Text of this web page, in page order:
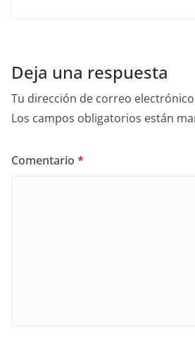
Deja una respuesta
Tu dirección de correo
Los campos obligatorios están
Comentario *